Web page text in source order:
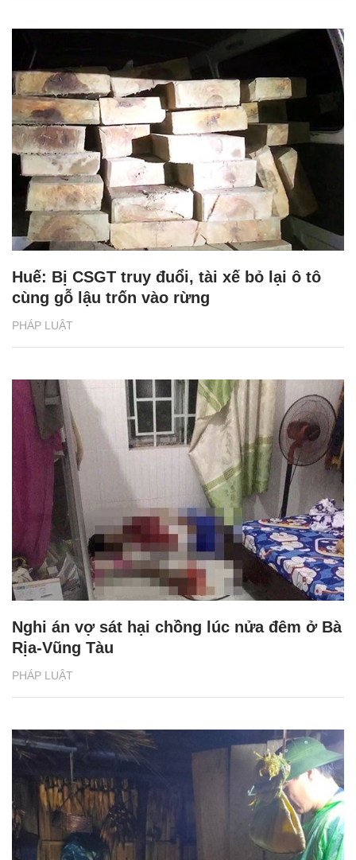
PHÁP LUẬT
Huế: Bị CSGT truy đuổi, tài xế bỏ lại ô tô
cùng gỗ lậu trốn vào rừng
PHÁP LUẬT
Nghi án vợ sát hại chồng lúc nửa đêm ở Bà
Rịa-Vũng Tàu